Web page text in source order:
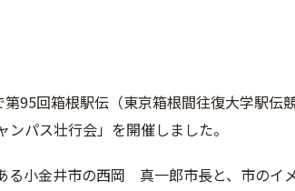
95回箱根駅伝（東京箱根間往復大学駅伝
パス壮行会」を開催しました。
小金井市の西岡 真一郎市長と、市のイ